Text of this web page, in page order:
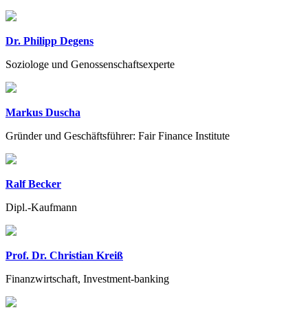
Dr. Philipp Degens
Soziologe und Genossenschaftsexperte
Markus Duscha
Gründer und Geschäftsführer: Fair Finance Institute
Ralf Becker
Dipl.-Kaufmann
Prof. Dr. Christian Kreiß
Finanzwirtschaft, Investment-banking